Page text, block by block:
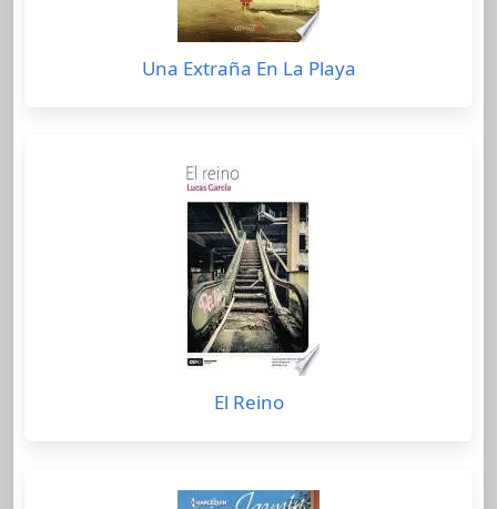
Una Extraña En La Playa
El Reino